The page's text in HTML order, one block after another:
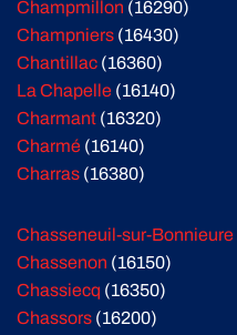
Champmillon (16290)
Champniers (16430)
Chantillac (16360)
La Chapelle (16140)
Charmant (16320)
Charmé (16140)
Charras (16380)
Chasseneuil-sur-Bonnieure
Chassenon (16150)
Chassiecq (16350)
Chassors (16200)